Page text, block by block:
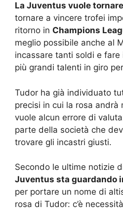
La Juventus vuole
tornare a vincere trofei
ritorno in Champions
meglio possibile anche al
incassare tanti soldi e
più grandi talenti in giro
Tudor ha già individuato
precisi in cui la rosa andrà
vuole alcun errore di
parte della società che
trovare gli incastri giusti.
Secondo le ultime notizie
Juventus sta guardando
per portare un nome di
rosa di Tudor: c’è